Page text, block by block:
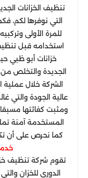
تنظيف الخزانات
التي نوفرها لكم،
للمرة الأولى
استخدامه قبل
خزانات أبو ظبي
الجديدة والتخلص من
الشركة خلال عملية
عالية الجودة والتي
ومثبت كفائتها
المستخدمة آمنة
كما نحرص على أن
تقوم شركة تنظيف
الدوري للخزان